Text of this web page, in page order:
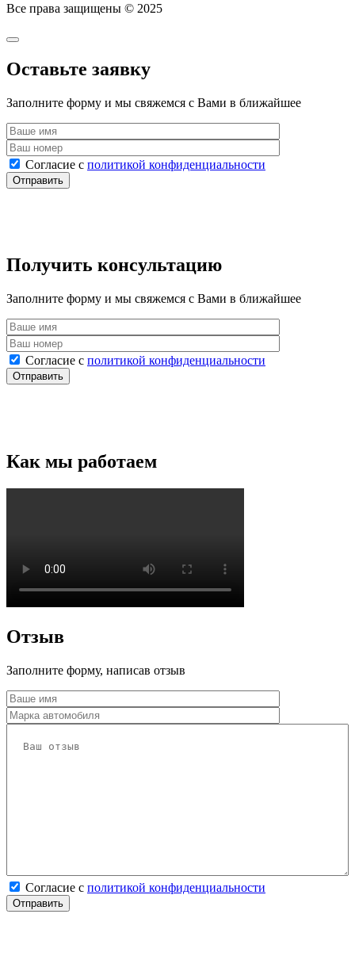
Все права защищены © 2025
Оставьте заявку
Заполните форму и мы свяжемся с Вами в ближайшее
Согласие с политикой конфиденциальности
Получить консультацию
Заполните форму и мы свяжемся с Вами в ближайшее
Согласие с политикой конфиденциальности
Как мы работаем
Отзыв
Заполните форму, написав отзыв
Согласие с политикой конфиденциальности